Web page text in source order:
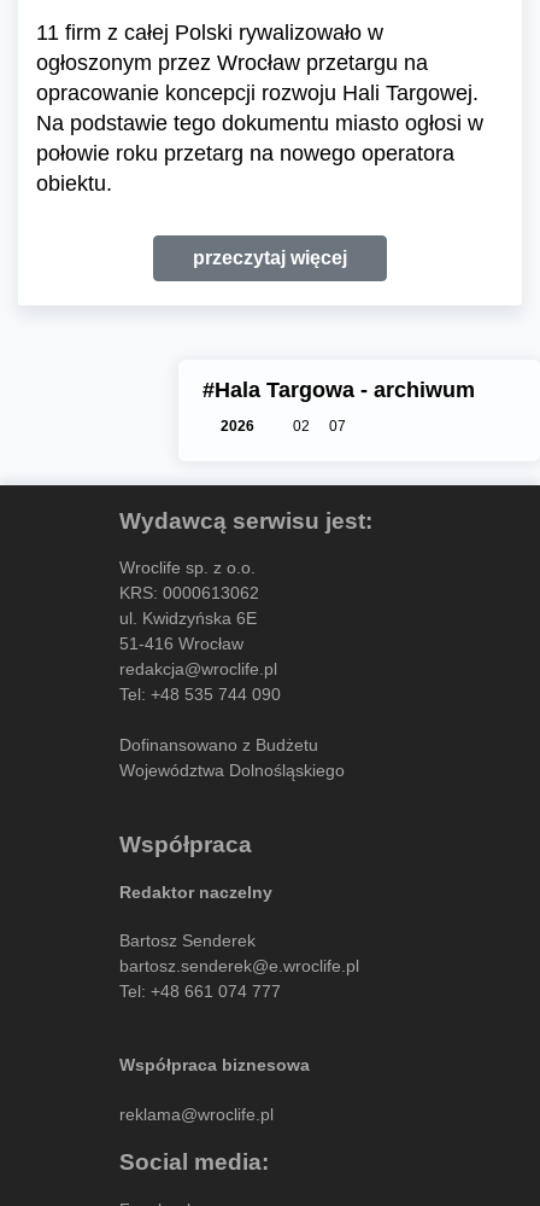
11 firm z całej Polski rywalizowało w
ogłoszonym przez Wrocław przetargu na
opracowanie koncepcji rozwoju Hali Targowej.
Na podstawie tego dokumentu miasto ogłosi w
połowie roku przetarg na nowego operatora
obiektu.
przeczytaj więcej
#Hala Targowa - archiwum
2026 02 07
Wydawcą serwisu jest:
Wroclife sp. z o.o.
KRS: 0000613062
ul. Kwidzyńska 6E
51-416 Wrocław
redakcja@wroclife.pl
Tel: +48 535 744 090
Dofinansowano z Budżetu
Województwa Dolnośląskiego
Współpraca
Redaktor naczelny
Bartosz Senderek
bartosz.senderek@e.wroclife.pl
Tel: +48 661 074 777
Współpraca biznesowa
reklama@wroclife.pl
Social media: